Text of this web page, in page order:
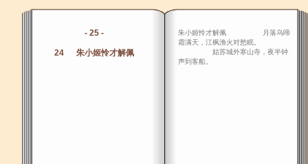
- 25 -
24 朱小姬怜才解佩
朱小姬怜才解佩 月落乌啼
霜满天，江枫渔火对愁眠。
姑苏城外寒山寺，夜半钟
声到客船。